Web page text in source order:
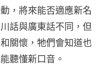
，將來能否適應新名
話與廣東話不同，但
關懷，牠們會知道也
聽懂新口音。